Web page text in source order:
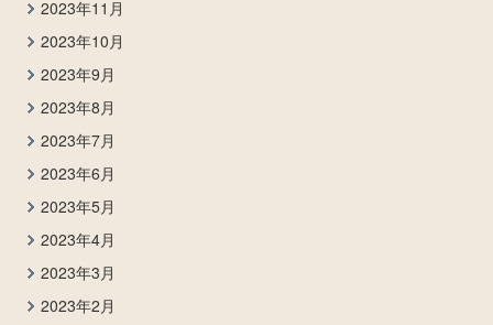
2023年11月
2023年10月
2023年9月
2023年8月
2023年7月
2023年6月
2023年5月
2023年4月
2023年3月
2023年2月